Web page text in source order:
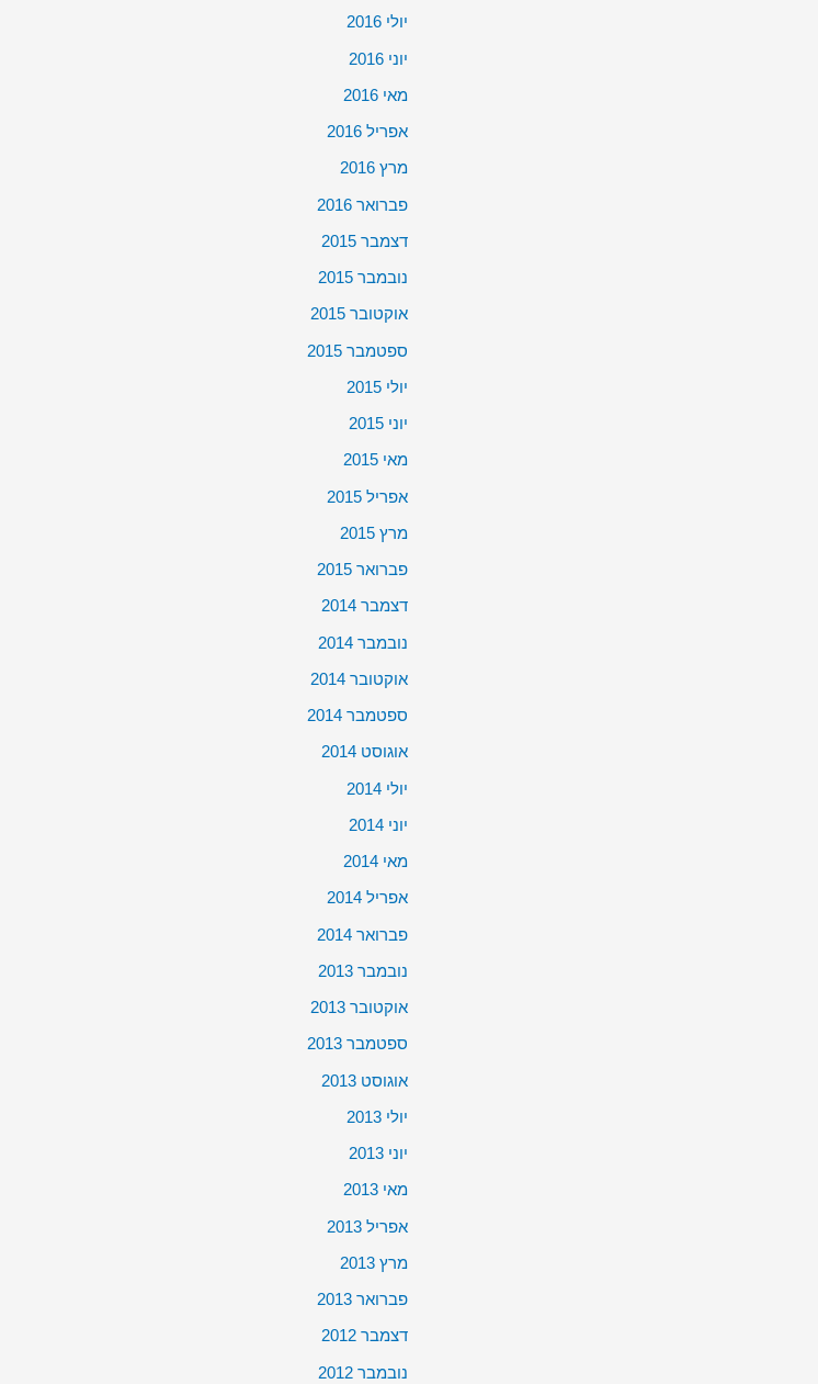
יולי 2016
יוני 2016
מאי 2016
אפריל 2016
מרץ 2016
פברואר 2016
דצמבר 2015
נובמבר 2015
אוקטובר 2015
ספטמבר 2015
יולי 2015
יוני 2015
מאי 2015
אפריל 2015
מרץ 2015
פברואר 2015
דצמבר 2014
נובמבר 2014
אוקטובר 2014
ספטמבר 2014
אוגוסט 2014
יולי 2014
יוני 2014
מאי 2014
אפריל 2014
פברואר 2014
נובמבר 2013
אוקטובר 2013
ספטמבר 2013
אוגוסט 2013
יולי 2013
יוני 2013
מאי 2013
אפריל 2013
מרץ 2013
פברואר 2013
דצמבר 2012
נובמבר 2012